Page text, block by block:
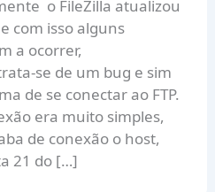
o FileZilla atualizou
com isso alguns
a ocorrer,
se de um bug e sim
de se conectar ao FTP.
era muito simples,
de conexão o host,
21 do […]